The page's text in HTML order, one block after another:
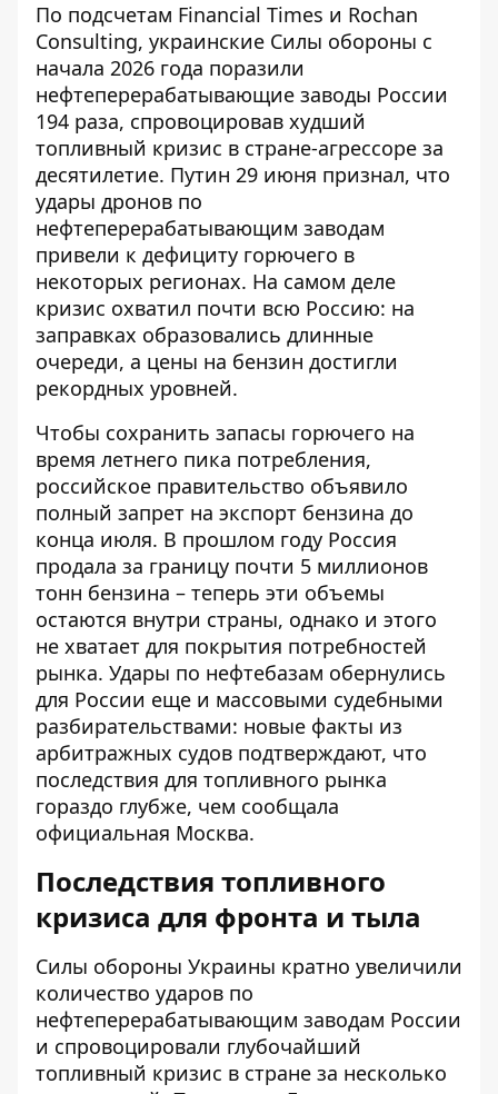
По подсчетам Financial Times и Rochan
Consulting, украинские Силы обороны с
начала 2026 года поразили
нефтеперерабатывающие заводы России
194 раза, спровоцировав худший
топливный кризис в стране-агрессоре за
десятилетие. Путин 29 июня признал, что
удары дронов по
нефтеперерабатывающим заводам
привели к дефициту горючего в
некоторых регионах. На самом деле
кризис охватил почти всю Россию: на
заправках образовались длинные
очереди, а цены на бензин достигли
рекордных уровней.
Чтобы сохранить запасы горючего на
время летнего пика потребления,
российское правительство объявило
полный запрет на экспорт бензина до
конца июля. В прошлом году Россия
продала за границу почти 5 миллионов
тонн бензина – теперь эти объемы
остаются внутри страны, однако и этого
не хватает для покрытия потребностей
рынка. Удары по нефтебазам обернулись
для России еще и массовыми судебными
разбирательствами: новые факты из
арбитражных судов подтверждают, что
последствия для топливного рынка
гораздо глубже, чем сообщала
официальная Москва.
Последствия топливного
кризиса для фронта и тыла
Силы обороны Украины кратно увеличили
количество ударов по
нефтеперерабатывающим заводам России
и спровоцировали глубочайший
топливный кризис в стране за несколько